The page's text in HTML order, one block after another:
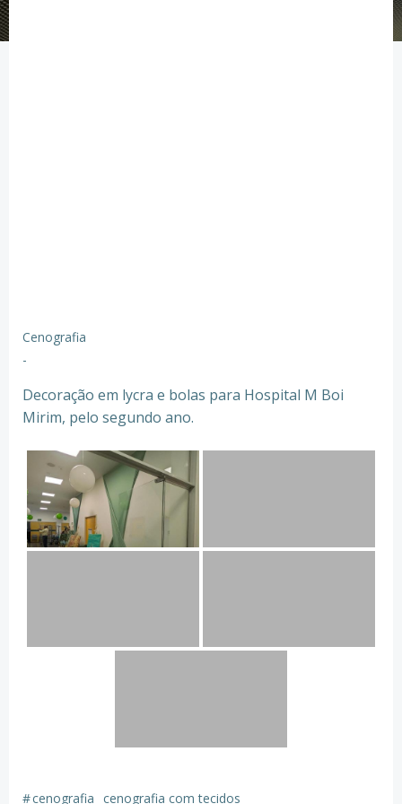
Cenografia
-
Decoração em lycra e bolas para Hospital M Boi
Mirim, pelo segundo ano.
#cenografia cenografia com tecidos